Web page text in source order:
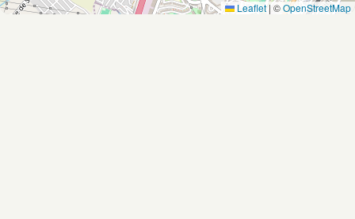
Leaflet | ©OpenStreetMap